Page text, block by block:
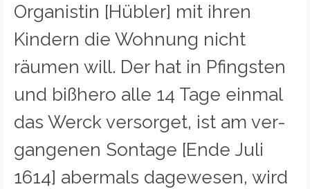
Organistin [Hübler] mit ihren
Kindern die Wohnung nicht
räumen will. Der hat in Pfingsten
und bißhero alle 14 Tage einmal
das Werck versorget, ist am ver-
gangenen Sontage [Ende Juli
1614] abermals dagewesen, wird